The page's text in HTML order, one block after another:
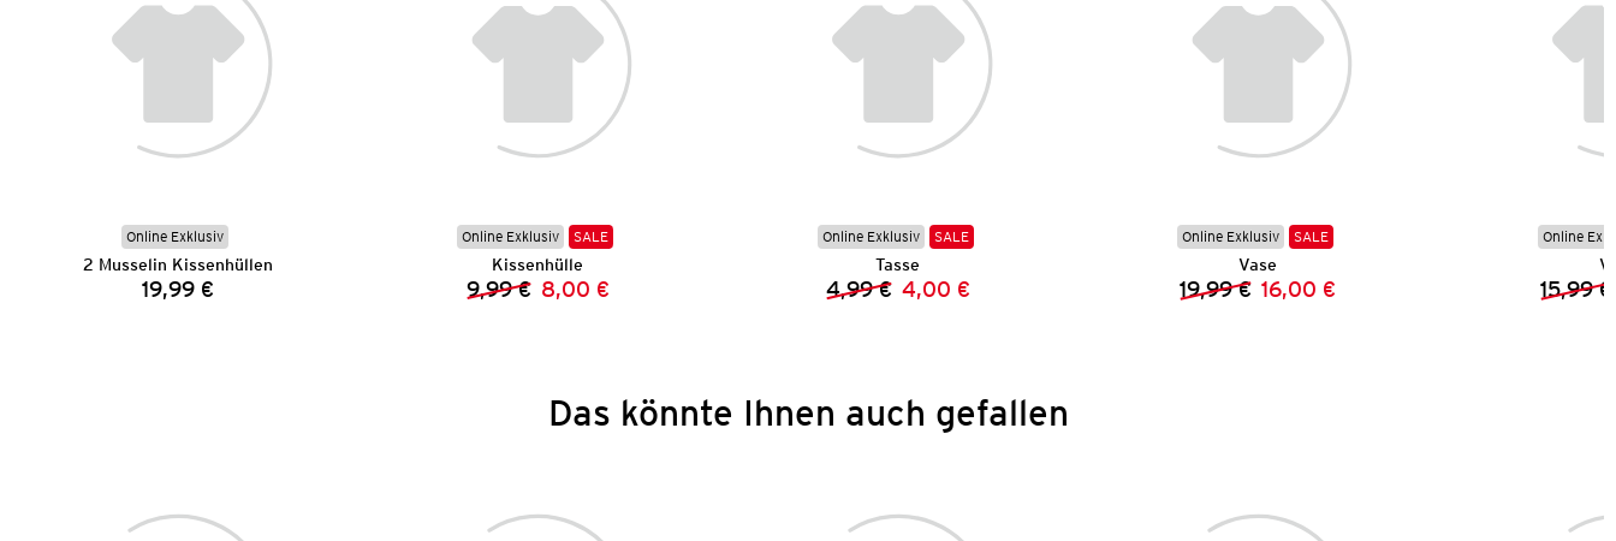
Online Exklusiv
2 Musselin Kissenhüllen
Preis:
19,99 €
Online Exklusiv SALE
Kissenhülle
Vorheriger Preis:
9,99 € Neuer Preis:
8,00 €
Online Exklusiv SALE
Tasse
Vorheriger Preis:
4,99 € Neuer Preis:
4,00 €
Online Exklusiv SALE
Vase
Vorheriger Preis:
19,99 € Neuer Preis:
16,00 €
Online
15,99 €
Das könnte Ihnen auch gefallen